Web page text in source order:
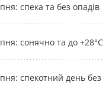
спека та без опадів
сонячно та до +28°С
спекотний день без